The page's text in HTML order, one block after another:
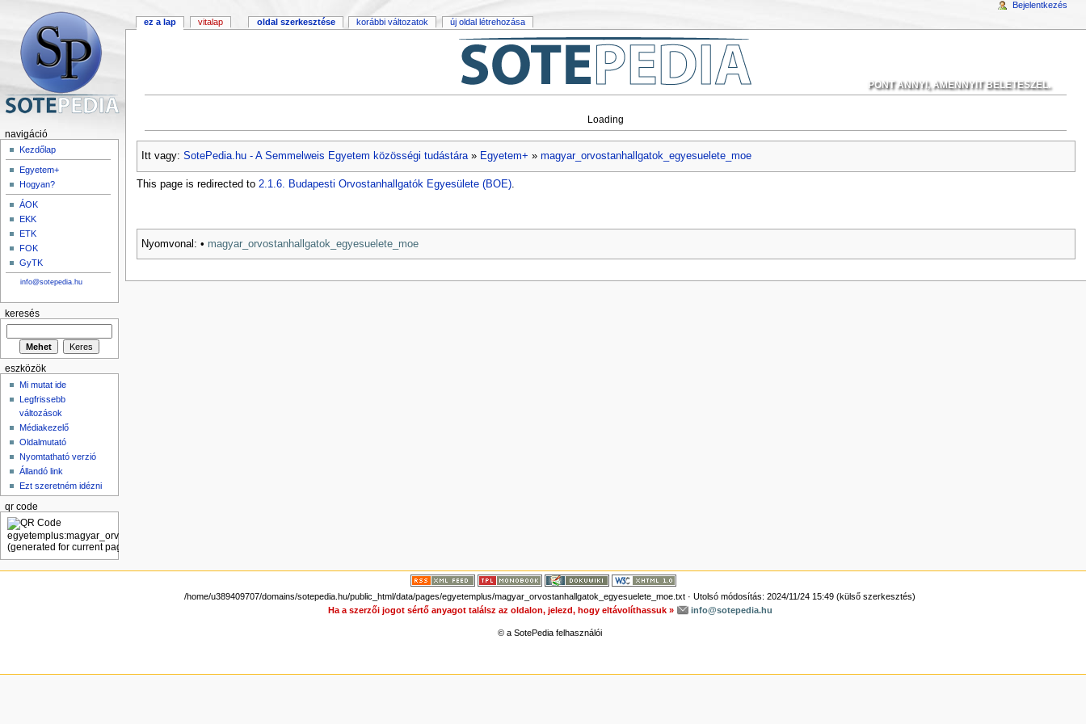
PONT ANNYI, AMENNYIT BELETESZEL.
Loading
Itt vagy: SotePedia.hu - A Semmelweis Egyetem közösségi tudástára» Egyetem+ » magyar_orvostanhallgatok_egyesuelete_moe
This page is redirected to 2.1.6. Budapesti Orvostanhallgatók Egyesülete (BOE).
Nyomvonal: • magyar_orvostanhallgatok_egyesuelete_moe
ez a lap vitalap oldal szerkesztése korábbi változatok új oldal létrehozása
Bejelentkezés
navigáció
Kezdőlap
Egyetem+
Hogyan?
ÁOK
EKK
ETK
FOK
GyTK
info@sotepedia.hu
keresés
eszközök
Mi mutat ide
Legfrissebb
változások
Médiakezelő
Oldalmutató
Nyomtatható verzió
Állandó link
Ezt szeretném idézni
qr code
/home/u389409707/domains/sotepedia.hu/public_html/data/pages/egyetemplus/magyar_orvostanhallgatok_egyesuelete_moe.txt · Utolsó módosítás: 2024/11/24 15:49 (külső szerkesztés)
Ha a szerzői jogot sértő anyagot találsz az oldalon, jelezd, hogy eltávolíthassuk »
info@sotepedia.hu
© a SotePedia felhasználói